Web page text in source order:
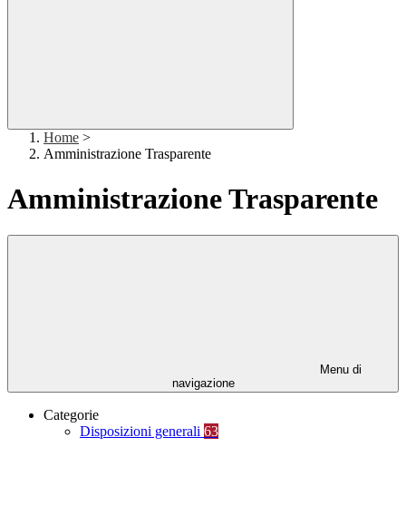
Home >
Amministrazione Trasparente
Amministrazione Trasparente
Menu di
navigazione
Categorie
Disposizioni generali 63